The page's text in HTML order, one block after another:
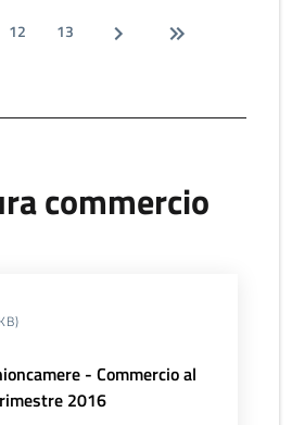
12 13
commercio
- Commercio al
2016